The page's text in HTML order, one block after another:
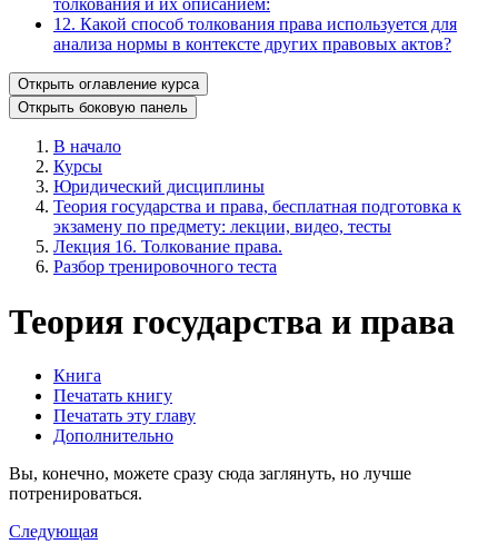
толкования и их описанием:
12. Какой способ толкования права используется для
анализа нормы в контексте других правовых актов?
Открыть оглавление курса
Открыть боковую панель
В начало
Курсы
Юридический дисциплины
Теория государства и права, бесплатная подготовка к
экзамену по предмету: лекции, видео, тесты
Лекция 16. Толкование права.
Разбор тренировочного теста
Теория государства и права
Книга
Печатать книгу
Печатать эту главу
Дополнительно
Вы, конечно, можете сразу сюда заглянуть, но лучше
потренироваться.
Следующая